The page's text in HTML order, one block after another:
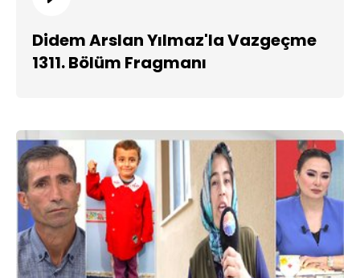
Didem Arslan Yılmaz'la Vazgeçme
1311. Bölüm Fragmanı